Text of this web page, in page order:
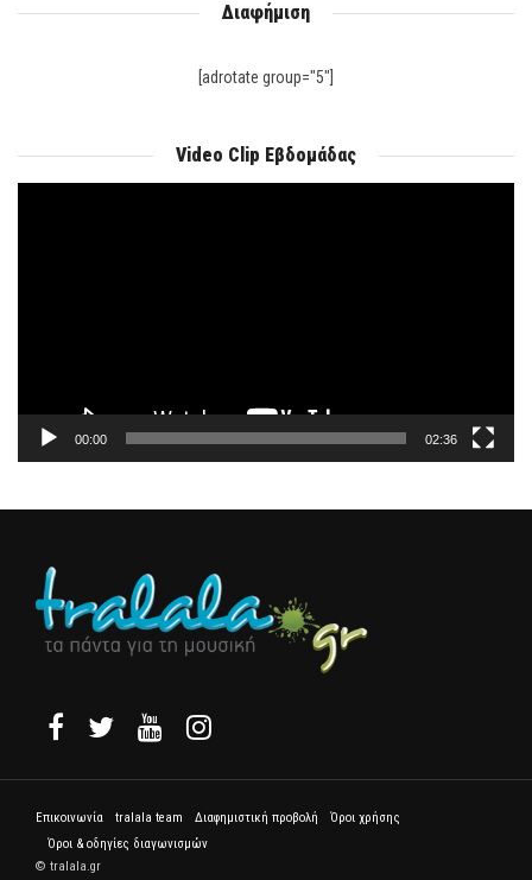
Διαφήμιση
[adrotate group="5"]
Video Clip Εβδομάδας
00:00 02:36
Επικοινωνία tralala team Διαφημιστική προβολή
Όροι χρήσης
Όροι & οδηγίες διαγωνισμών
© tralala.gr